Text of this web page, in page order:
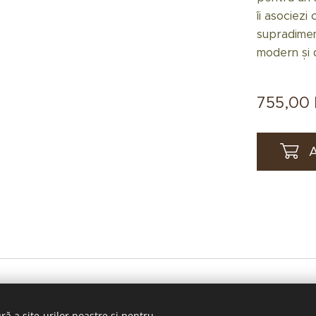
îi asociezi
modern și
755,00